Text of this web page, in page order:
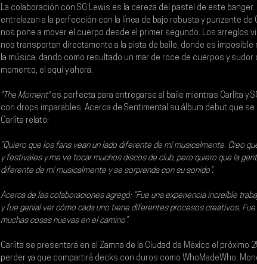
La colaboración con SG Lewis es la cereza del pastel de este
entrelazan a la perfección con la línea de bajo robusta y punzante de
nos pone a mover el cuerpo desde el primer segundo. Los
nos transportan directamente a la pista de baile, donde es
la música, dando como resultado un mar de roce de cuerpos y
momento, el aquí y ahora.
"The Moment" es perfecta para entregarse al baile mientras Carlita y
con drops imparables. Acerca de Sentimental su álbum debut que se
Carlita relató:
“Quiero que los fans vean un lado diferente de mí musicalmente. Creo
y festivales y me ve tocar muchos discos de club, pero quiero que la
diferente de mí musicalmente y se sorprenda con su sonido”.
Acerca de las colaboraciones agregó: “Fue una experiencia increíble
y fue genial ver cómo cada uno tiene diferentes procesos creativos.
muchas cosas nuevas en el camino”.
Carlita se presentará en el Zamna de la Ciudad de México el próximo
perder ya que compartirá decks con duros como WhoMadeWho,